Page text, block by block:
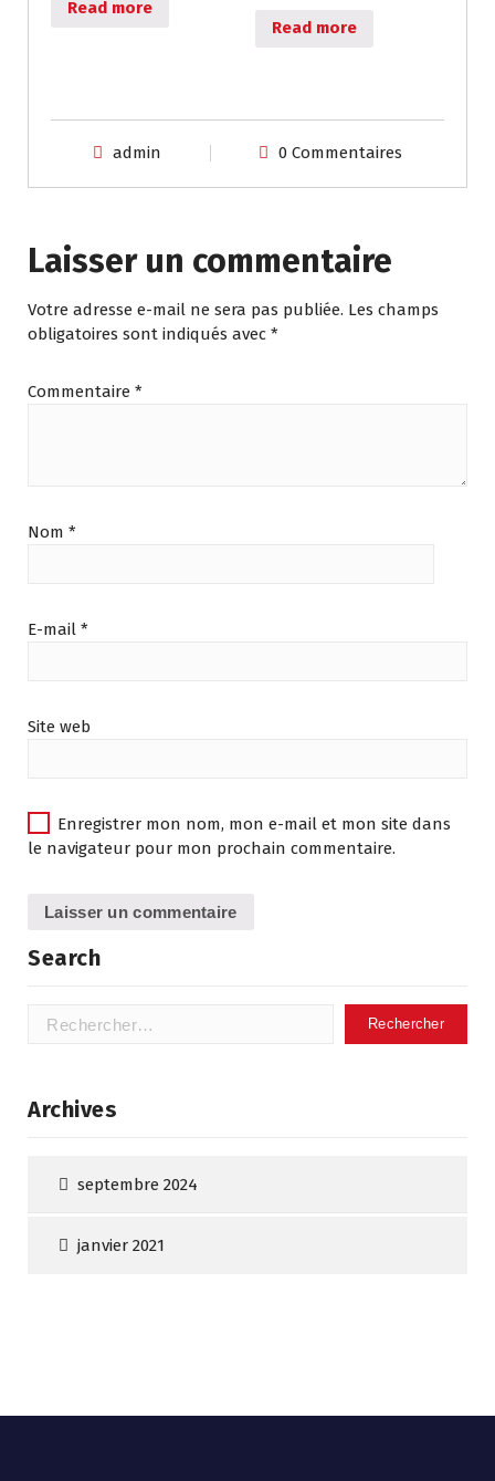
Read more
Read more
admin 0 Commentaires
Laisser un commentaire
Votre adresse e-mail ne sera pas publiée. Les champs
obligatoires sont indiqués avec *
Commentaire *
Nom *
E-mail *
Site web
Enregistrer mon nom, mon e-mail et mon site dans
le navigateur pour mon prochain commentaire.
Search
Rechercher :
Archives
septembre 2024
janvier 2021